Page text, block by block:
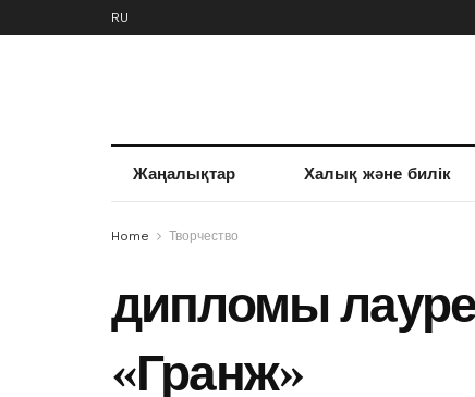
RU
Жаңалықтар Халық және билік
Home Творчество
дипломы
«Гранж»